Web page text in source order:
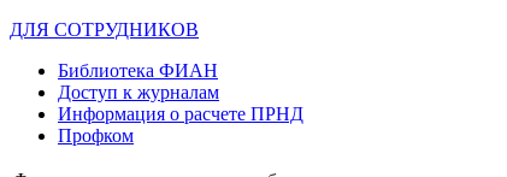
ДЛЯ СОТРУДНИКОВ
Библиотека ФИАН
Доступ к журналам
Информация о расчете ПРНД
Профком